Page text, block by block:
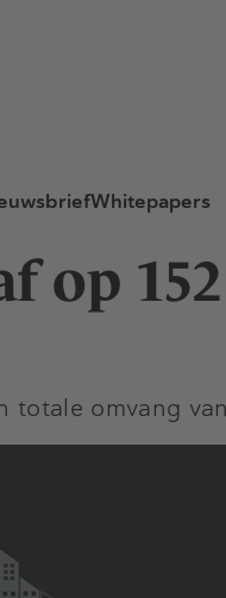
Whitepapers
op
omvang